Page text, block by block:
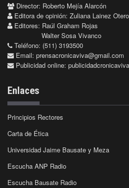
Director: Roberto Mejía Alarcón
Editora de opinión: Zuliana Lainez Otero
Editores: Raúl Graham Rojas
Walter Sosa Vivanco
Teléfono: (511) 3193500
Email: prensacronicaviva@gmail.com
Publicidad online:
Enlaces
Principios Rectores
Carta de Ética
Universidad Jaime Bausate y Meza
Escucha ANP Radio
Escucha Bausate Radio